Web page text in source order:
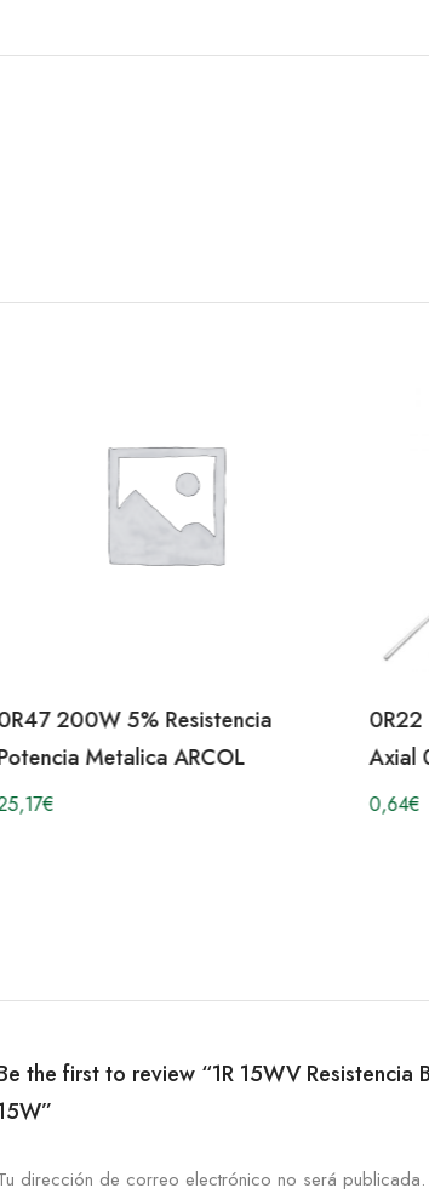
200W 5% Resistencia
Metalica ARCOL
€
0R22
Axial
0,64€
the first to review “1R 15WV Resistencia
dirección de correo electrónico no será publicada.